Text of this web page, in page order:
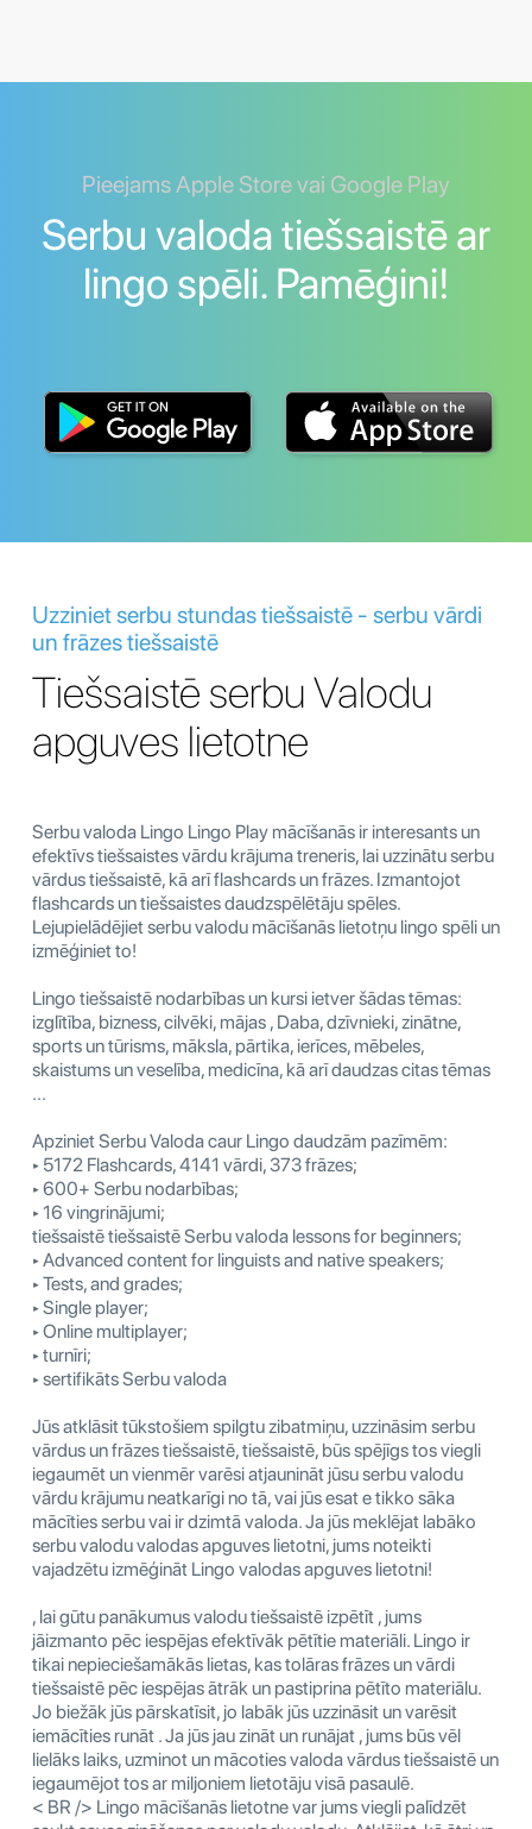
Pieejams Apple Store vai Google Play
Serbu valoda tiešsaistē ar
lingo spēli. Pamēģini!
Uzziniet serbu stundas tiešsaistē - serbu vārdi
un frāzes tiešsaistē
Tiešsaistē serbu Valodu
apguves lietotne
Serbu valoda Lingo Lingo Play mācīšanās ir interesants un
efektīvs tiešsaistes vārdu krājuma treneris, lai uzzinātu serbu
vārdus tiešsaistē, kā arī flashcards un frāzes. Izmantojot
flashcards un tiešsaistes daudzspēlētāju spēles.
Lejupielādējiet serbu valodu mācīšanās lietotņu lingo spēli un
izmēģiniet to!
Lingo tiešsaistē nodarbības un kursi ietver šādas tēmas:
izglītība, bizness, cilvēki, mājas , Daba, dzīvnieki, zinātne,
sports un tūrisms, māksla, pārtika, ierīces, mēbeles,
skaistums un veselība, medicīna, kā arī daudzas citas tēmas
...
Apziniet Serbu Valoda caur Lingo daudzām pazīmēm:
‣ 5172 Flashcards, 4141 vārdi, 373 frāzes;
‣ 600+ Serbu nodarbības;
‣ 16 vingrinājumi;
tiešsaistē tiešsaistē Serbu valoda lessons for beginners;
‣ Advanced content for linguists and native speakers;
‣ Tests, and grades;
‣ Single player;
‣ Online multiplayer;
‣ turnīri;
‣ sertifikāts Serbu valoda
Jūs atklāsit tūkstošiem spilgtu zibatmiņu, uzzināsim serbu
vārdus un frāzes tiešsaistē, tiešsaistē, būs spējīgs tos viegli
iegaumēt un vienmēr varēsi atjaunināt jūsu serbu valodu
vārdu krājumu neatkarīgi no tā, vai jūs esat e tikko sāka
mācīties serbu vai ir dzimtā valoda. Ja jūs meklējat labāko
serbu valodu valodas apguves lietotni, jums noteikti
vajadzētu izmēģināt Lingo valodas apguves lietotni!
, lai gūtu panākumus valodu tiešsaistē izpētīt , jums
jāizmanto pēc iespējas efektīvāk pētītie materiāli. Lingo ir
tikai nepieciešamākās lietas, kas tolāras frāzes un vārdi
tiešsaistē pēc iespējas ātrāk un pastiprina pētīto materiālu.
Jo biežāk jūs pārskatīsit, jo labāk jūs uzzināsit un varēsit
iemācīties runāt . Ja jūs jau zināt un runājat , jums būs vēl
lielāks laiks, uzminot un mācoties valoda vārdus tiešsaistē un
iegaumējot tos ar miljoniem lietotāju visā pasaulē.
< BR /> Lingo mācīšanās lietotne var jums viegli palīdzēt